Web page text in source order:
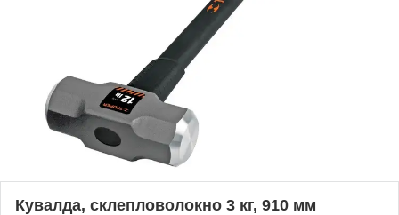
Кувалда, склепловолокно 3 кг, 910 мм